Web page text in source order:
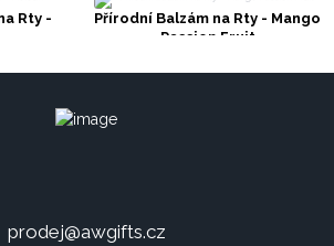
Rty -
Přírodní Balzám na Rty - Mango
Passion Fruit
prodej@awgifts.cz